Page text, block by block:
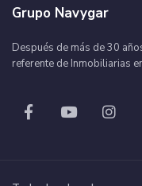
Grupo Navygar
Después de más de 30
referente de Inmobiliarias